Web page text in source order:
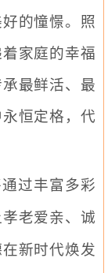
的憧憬。照
家庭的幸福
最鲜活、最
恒定格，代
过丰富多彩
老爱亲、诚
新时代焕发